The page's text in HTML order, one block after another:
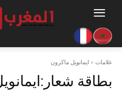
علامات ايمانويل ماكرون
بطاقة شعار: